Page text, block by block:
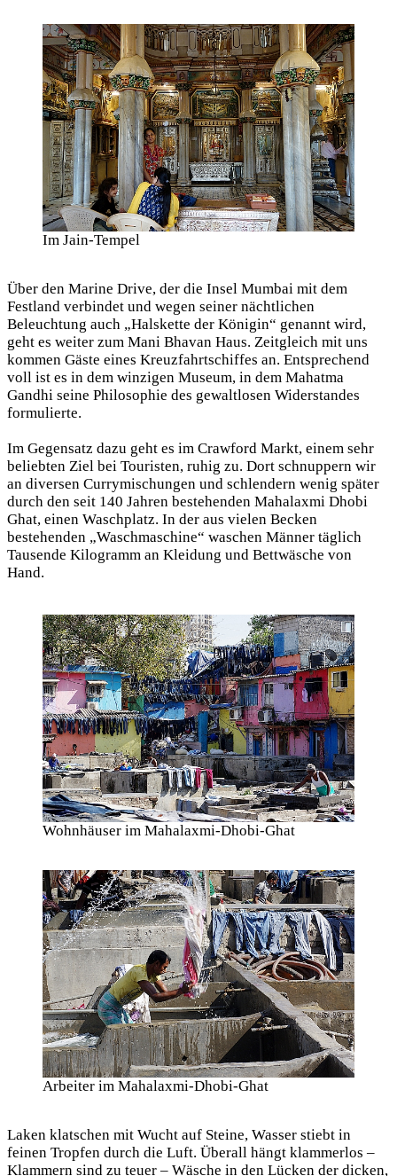
Im Jain-Tempel
Über den Marine Drive, der die Insel Mumbai mit dem
Festland verbindet und wegen seiner nächtlichen
Beleuchtung auch „Halskette der Königin“ genannt wird,
geht es weiter zum Mani Bhavan Haus. Zeitgleich mit uns
kommen Gäste eines Kreuzfahrtschiffes an. Entsprechend
voll ist es in dem winzigen Museum, in dem Mahatma
Gandhi seine Philosophie des gewaltlosen Widerstandes
formulierte.
Im Gegensatz dazu geht es im Crawford Markt, einem sehr
beliebten Ziel bei Touristen, ruhig zu. Dort schnuppern wir
an diversen Currymischungen und schlendern wenig später
durch den seit 140 Jahren bestehenden Mahalaxmi Dhobi
Ghat, einen Waschplatz. In der aus vielen Becken
bestehenden „Waschmaschine“ waschen Männer täglich
Tausende Kilogramm an Kleidung und Bettwäsche von
Hand.
Wohnhäuser im Mahalaxmi-Dhobi-Ghat
Arbeiter im Mahalaxmi-Dhobi-Ghat
Laken klatschen mit Wucht auf Steine, Wasser stiebt in
feinen Tropfen durch die Luft. Überall hängt klammerlos –
Klammern sind zu teuer – Wäsche in den Lücken der dicken,